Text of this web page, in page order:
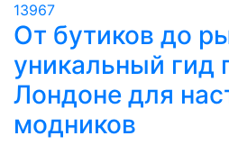
13967
От бутиков до
уникальный гид
Лондоне для
модников